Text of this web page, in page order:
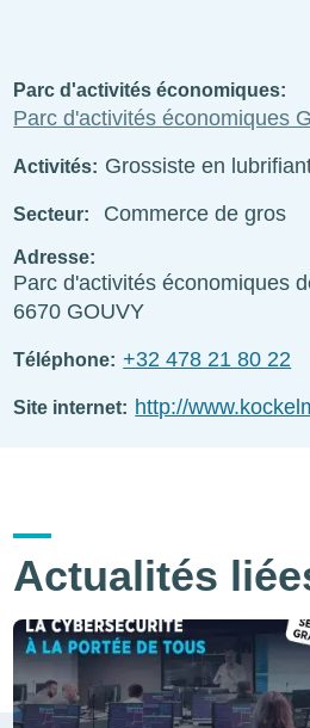
Parc d'activités économiques
Parc d'activités économiques
Activités Grossiste en
Secteur Commerce de gros
Adresse
Parc d'activités économiques
6670 GOUVY
Téléphone +32 478 21 80 22
Site internet http://
Actualités